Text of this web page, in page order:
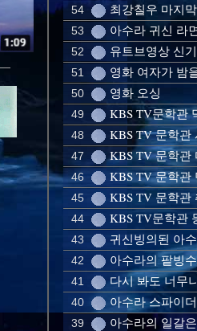
54 최강칠우 마지
53 아수라 귀신 라
52 유트브영상 신
51 영화 여자가 밤
50 영화 오싱
49 KBS TV문학관
48 KBS TV 문학관
47 KBS TV 문학관
46 KBS TV 문학관
45 KBS TV 문학관
44 KBS TV문학관
43 귀신빙의된 아
42 아수라의 팥빙수
41 다시 봐도 너무
40 아수라 스파이
39
아수라의 일갈